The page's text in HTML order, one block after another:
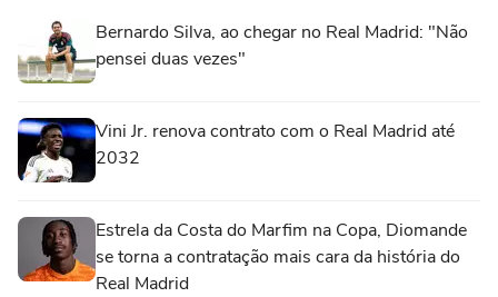
Bernardo Silva, ao chegar no Real Madrid: "Não
pensei duas vezes"
Vini Jr. renova contrato com o Real Madrid até
2032
Estrela da Costa do Marfim na Copa, Diomande
se torna a contratação mais cara da história do
Real Madrid